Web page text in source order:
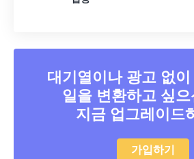
대기열이나 광고 없
일을 변환하고 싶
지금 업그레이드
가입하기